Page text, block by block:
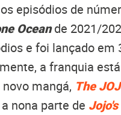
episódios de
Oceande 2021/
e foi lançado em
a franquia está
mangá, The
nona parte de